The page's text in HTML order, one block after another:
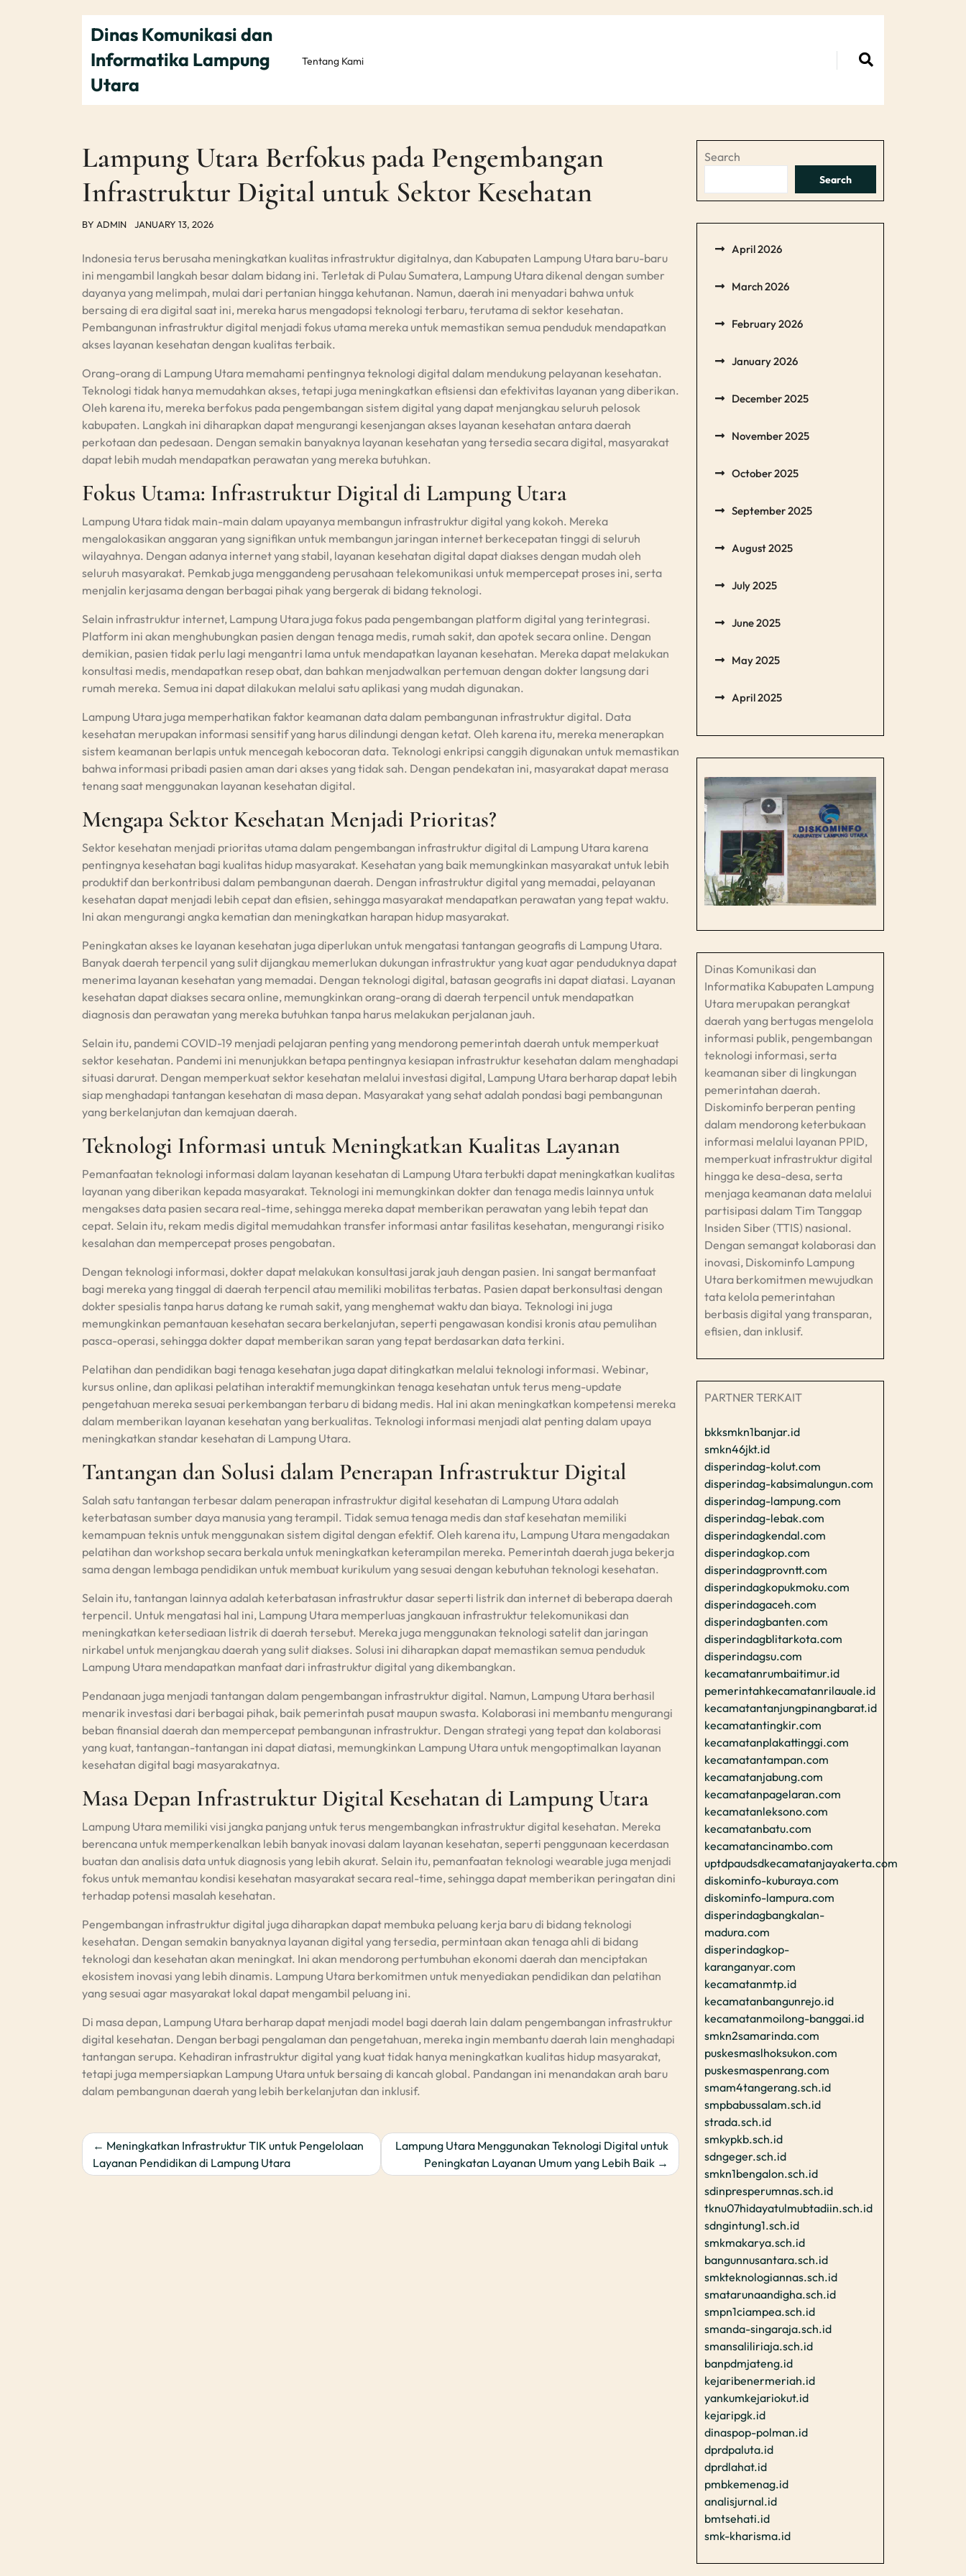
Dinas Komunikasi dan
Informatika Lampung
Utara
Tentang Kami
Lampung Utara Berfokus pada Pengembangan
Infrastruktur Digital untuk Sektor Kesehatan
BY ADMIN JANUARY 13, 2026
Indonesia terus berusaha meningkatkan kualitas infrastruktur digitalnya, dan Kabupaten Lampung Utara baru-baru
ini mengambil langkah besar dalam bidang ini. Terletak di Pulau Sumatera, Lampung Utara dikenal dengan sumber
dayanya yang melimpah, mulai dari pertanian hingga kehutanan. Namun, daerah ini menyadari bahwa untuk
bersaing di era digital saat ini, mereka harus mengadopsi teknologi terbaru, terutama di sektor kesehatan.
Pembangunan infrastruktur digital menjadi fokus utama mereka untuk memastikan semua penduduk mendapatkan
akses layanan kesehatan dengan kualitas terbaik.
Orang-orang di Lampung Utara memahami pentingnya teknologi digital dalam mendukung pelayanan kesehatan.
Teknologi tidak hanya memudahkan akses, tetapi juga meningkatkan efisiensi dan efektivitas layanan yang diberikan.
Oleh karena itu, mereka berfokus pada pengembangan sistem digital yang dapat menjangkau seluruh pelosok
kabupaten. Langkah ini diharapkan dapat mengurangi kesenjangan akses layanan kesehatan antara daerah
perkotaan dan pedesaan. Dengan semakin banyaknya layanan kesehatan yang tersedia secara digital, masyarakat
dapat lebih mudah mendapatkan perawatan yang mereka butuhkan.
Fokus Utama: Infrastruktur Digital di Lampung Utara
Lampung Utara tidak main-main dalam upayanya membangun infrastruktur digital yang kokoh. Mereka
mengalokasikan anggaran yang signifikan untuk membangun jaringan internet berkecepatan tinggi di seluruh
wilayahnya. Dengan adanya internet yang stabil, layanan kesehatan digital dapat diakses dengan mudah oleh
seluruh masyarakat. Pemkab juga menggandeng perusahaan telekomunikasi untuk mempercepat proses ini, serta
menjalin kerjasama dengan berbagai pihak yang bergerak di bidang teknologi.
Selain infrastruktur internet, Lampung Utara juga fokus pada pengembangan platform digital yang terintegrasi.
Platform ini akan menghubungkan pasien dengan tenaga medis, rumah sakit, dan apotek secara online. Dengan
demikian, pasien tidak perlu lagi mengantri lama untuk mendapatkan layanan kesehatan. Mereka dapat melakukan
konsultasi medis, mendapatkan resep obat, dan bahkan menjadwalkan pertemuan dengan dokter langsung dari
rumah mereka. Semua ini dapat dilakukan melalui satu aplikasi yang mudah digunakan.
Lampung Utara juga memperhatikan faktor keamanan data dalam pembangunan infrastruktur digital. Data
kesehatan merupakan informasi sensitif yang harus dilindungi dengan ketat. Oleh karena itu, mereka menerapkan
sistem keamanan berlapis untuk mencegah kebocoran data. Teknologi enkripsi canggih digunakan untuk memastikan
bahwa informasi pribadi pasien aman dari akses yang tidak sah. Dengan pendekatan ini, masyarakat dapat merasa
tenang saat menggunakan layanan kesehatan digital.
Mengapa Sektor Kesehatan Menjadi Prioritas?
Sektor kesehatan menjadi prioritas utama dalam pengembangan infrastruktur digital di Lampung Utara karena
pentingnya kesehatan bagi kualitas hidup masyarakat. Kesehatan yang baik memungkinkan masyarakat untuk lebih
produktif dan berkontribusi dalam pembangunan daerah. Dengan infrastruktur digital yang memadai, pelayanan
kesehatan dapat menjadi lebih cepat dan efisien, sehingga masyarakat mendapatkan perawatan yang tepat waktu.
Ini akan mengurangi angka kematian dan meningkatkan harapan hidup masyarakat.
Peningkatan akses ke layanan kesehatan juga diperlukan untuk mengatasi tantangan geografis di Lampung Utara.
Banyak daerah terpencil yang sulit dijangkau memerlukan dukungan infrastruktur yang kuat agar penduduknya dapat
menerima layanan kesehatan yang memadai. Dengan teknologi digital, batasan geografis ini dapat diatasi. Layanan
kesehatan dapat diakses secara online, memungkinkan orang-orang di daerah terpencil untuk mendapatkan
diagnosis dan perawatan yang mereka butuhkan tanpa harus melakukan perjalanan jauh.
Selain itu, pandemi COVID-19 menjadi pelajaran penting yang mendorong pemerintah daerah untuk memperkuat
sektor kesehatan. Pandemi ini menunjukkan betapa pentingnya kesiapan infrastruktur kesehatan dalam menghadapi
situasi darurat. Dengan memperkuat sektor kesehatan melalui investasi digital, Lampung Utara berharap dapat lebih
siap menghadapi tantangan kesehatan di masa depan. Masyarakat yang sehat adalah pondasi bagi pembangunan
yang berkelanjutan dan kemajuan daerah.
Teknologi Informasi untuk Meningkatkan Kualitas Layanan
Pemanfaatan teknologi informasi dalam layanan kesehatan di Lampung Utara terbukti dapat meningkatkan kualitas
layanan yang diberikan kepada masyarakat. Teknologi ini memungkinkan dokter dan tenaga medis lainnya untuk
mengakses data pasien secara real-time, sehingga mereka dapat memberikan perawatan yang lebih tepat dan
cepat. Selain itu, rekam medis digital memudahkan transfer informasi antar fasilitas kesehatan, mengurangi risiko
kesalahan dan mempercepat proses pengobatan.
Dengan teknologi informasi, dokter dapat melakukan konsultasi jarak jauh dengan pasien. Ini sangat bermanfaat
bagi mereka yang tinggal di daerah terpencil atau memiliki mobilitas terbatas. Pasien dapat berkonsultasi dengan
dokter spesialis tanpa harus datang ke rumah sakit, yang menghemat waktu dan biaya. Teknologi ini juga
memungkinkan pemantauan kesehatan secara berkelanjutan, seperti pengawasan kondisi kronis atau pemulihan
pasca-operasi, sehingga dokter dapat memberikan saran yang tepat berdasarkan data terkini.
Pelatihan dan pendidikan bagi tenaga kesehatan juga dapat ditingkatkan melalui teknologi informasi. Webinar,
kursus online, dan aplikasi pelatihan interaktif memungkinkan tenaga kesehatan untuk terus meng-update
pengetahuan mereka sesuai perkembangan terbaru di bidang medis. Hal ini akan meningkatkan kompetensi mereka
dalam memberikan layanan kesehatan yang berkualitas. Teknologi informasi menjadi alat penting dalam upaya
meningkatkan standar kesehatan di Lampung Utara.
Tantangan dan Solusi dalam Penerapan Infrastruktur Digital
Salah satu tantangan terbesar dalam penerapan infrastruktur digital kesehatan di Lampung Utara adalah
keterbatasan sumber daya manusia yang terampil. Tidak semua tenaga medis dan staf kesehatan memiliki
kemampuan teknis untuk menggunakan sistem digital dengan efektif. Oleh karena itu, Lampung Utara mengadakan
pelatihan dan workshop secara berkala untuk meningkatkan keterampilan mereka. Pemerintah daerah juga bekerja
sama dengan lembaga pendidikan untuk membuat kurikulum yang sesuai dengan kebutuhan teknologi kesehatan.
Selain itu, tantangan lainnya adalah keterbatasan infrastruktur dasar seperti listrik dan internet di beberapa daerah
terpencil. Untuk mengatasi hal ini, Lampung Utara memperluas jangkauan infrastruktur telekomunikasi dan
meningkatkan ketersediaan listrik di daerah tersebut. Mereka juga menggunakan teknologi satelit dan jaringan
nirkabel untuk menjangkau daerah yang sulit diakses. Solusi ini diharapkan dapat memastikan semua penduduk
Lampung Utara mendapatkan manfaat dari infrastruktur digital yang dikembangkan.
Pendanaan juga menjadi tantangan dalam pengembangan infrastruktur digital. Namun, Lampung Utara berhasil
menarik investasi dari berbagai pihak, baik pemerintah pusat maupun swasta. Kolaborasi ini membantu mengurangi
beban finansial daerah dan mempercepat pembangunan infrastruktur. Dengan strategi yang tepat dan kolaborasi
yang kuat, tantangan-tantangan ini dapat diatasi, memungkinkan Lampung Utara untuk mengoptimalkan layanan
kesehatan digital bagi masyarakatnya.
Masa Depan Infrastruktur Digital Kesehatan di Lampung Utara
Lampung Utara memiliki visi jangka panjang untuk terus mengembangkan infrastruktur digital kesehatan. Mereka
berencana untuk memperkenalkan lebih banyak inovasi dalam layanan kesehatan, seperti penggunaan kecerdasan
buatan dan analisis data untuk diagnosis yang lebih akurat. Selain itu, pemanfaatan teknologi wearable juga menjadi
fokus untuk memantau kondisi kesehatan masyarakat secara real-time, sehingga dapat memberikan peringatan dini
terhadap potensi masalah kesehatan.
Pengembangan infrastruktur digital juga diharapkan dapat membuka peluang kerja baru di bidang teknologi
kesehatan. Dengan semakin banyaknya layanan digital yang tersedia, permintaan akan tenaga ahli di bidang
teknologi dan kesehatan akan meningkat. Ini akan mendorong pertumbuhan ekonomi daerah dan menciptakan
ekosistem inovasi yang lebih dinamis. Lampung Utara berkomitmen untuk menyediakan pendidikan dan pelatihan
yang sesuai agar masyarakat lokal dapat mengambil peluang ini.
Di masa depan, Lampung Utara berharap dapat menjadi model bagi daerah lain dalam pengembangan infrastruktur
digital kesehatan. Dengan berbagi pengalaman dan pengetahuan, mereka ingin membantu daerah lain menghadapi
tantangan serupa. Kehadiran infrastruktur digital yang kuat tidak hanya meningkatkan kualitas hidup masyarakat,
tetapi juga mempersiapkan Lampung Utara untuk bersaing di kancah global. Pandangan ini menandakan arah baru
dalam pembangunan daerah yang lebih berkelanjutan dan inklusif.
Post
navigation
Meningkatkan Infrastruktur TIK untuk Pengelolaan
Layanan Pendidikan di Lampung Utara
Lampung Utara Menggunakan Teknologi Digital untuk
Peningkatan Layanan Umum yang Lebih Baik
Search
Search
April 2026
March 2026
February 2026
January 2026
December 2025
November 2025
October 2025
September 2025
August 2025
July 2025
June 2025
May 2025
April 2025
Dinas Komunikasi dan
Informatika Kabupaten Lampung
Utara merupakan perangkat
daerah yang bertugas mengelola
informasi publik, pengembangan
teknologi informasi, serta
keamanan siber di lingkungan
pemerintahan daerah.
Diskominfo berperan penting
dalam mendorong keterbukaan
informasi melalui layanan PPID,
memperkuat infrastruktur digital
hingga ke desa-desa, serta
menjaga keamanan data melalui
partisipasi dalam Tim Tanggap
Insiden Siber (TTIS) nasional.
Dengan semangat kolaborasi dan
inovasi, Diskominfo Lampung
Utara berkomitmen mewujudkan
tata kelola pemerintahan
berbasis digital yang transparan,
efisien, dan inklusif.​
PARTNER TERKAIT
bkksmkn1banjar.id
smkn46jkt.id
disperindag-kolut.com
disperindag-kabsimalungun.com
disperindag-lampung.com
disperindag-lebak.com
disperindagkendal.com
disperindagkop.com
disperindagprovntt.com
disperindagkopukmoku.com
disperindagaceh.com
disperindagbanten.com
disperindagblitarkota.com
disperindagsu.com
kecamatanrumbaitimur.id
pemerintahkecamatanrilauale.id
kecamatantanjungpinangbarat.id
kecamatantingkir.com
kecamatanplakattinggi.com
kecamatantampan.com
kecamatanjabung.com
kecamatanpagelaran.com
kecamatanleksono.com
kecamatanbatu.com
kecamatancinambo.com
uptdpaudsdkecamatanjayakerta.com
diskominfo-kuburaya.com
diskominfo-lampura.com
disperindagbangkalan-
madura.com
disperindagkop-
karanganyar.com
kecamatanmtp.id
kecamatanbangunrejo.id
kecamatanmoilong-banggai.id
smkn2samarinda.com
puskesmaslhoksukon.com
puskesmaspenrang.com
smam4tangerang.sch.id
smpbabussalam.sch.id
strada.sch.id
smkypkb.sch.id
sdngeger.sch.id
smkn1bengalon.sch.id
sdinpresperumnas.sch.id
tknu07hidayatulmubtadiin.sch.id
sdngintung1.sch.id
smkmakarya.sch.id
bangunnusantara.sch.id
smkteknologiannas.sch.id
smatarunaandigha.sch.id
smpn1ciampea.sch.id
smanda-singaraja.sch.id
smansaliliriaja.sch.id
banpdmjateng.id
kejaribenermeriah.id
yankumkejariokut.id
kejaripgk.id
dinaspop-polman.id
dprdpaluta.id
dprdlahat.id
pmbkemenag.id
analisjurnal.id
bmtsehati.id
smk-kharisma.id